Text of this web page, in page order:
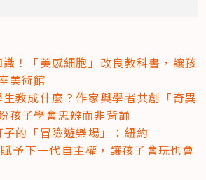
！「美感細胞」改良教科書，讓孩
美術館
教成什麼？作家與學者共創「奇異
孩子學會思辨而非背誦
的「冒險遊樂場」：紐約
予下一代自主權，讓孩子會玩也會